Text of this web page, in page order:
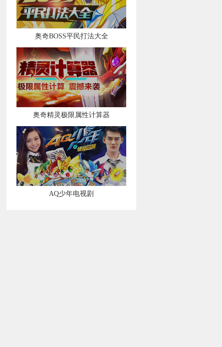
奥奇BOSS平民打法大全
奥奇精灵极限属性计算器
AQ少年电视剧